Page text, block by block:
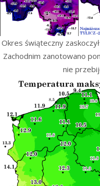
Okres świąteczny
Zachodnim zanotowano
nie